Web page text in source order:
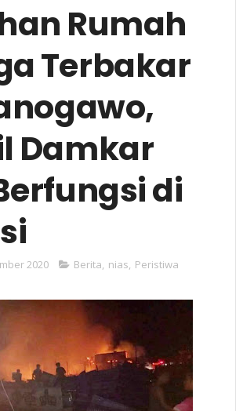
Rumah
Terbakar
Damkar
di
2020 Berita, nias, Peristiwa